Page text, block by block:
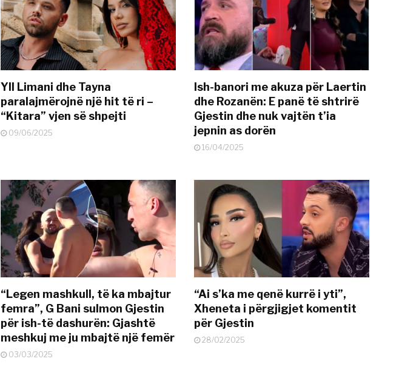
Yll Limani dhe Tayna
paralajmërojnë një hit të ri –
“Kitara” vjen së shpejti
09/06/2025
Ish-banori me akuza për Laertin
dhe Rozanën: E panë të shtrirë
Gjestin dhe nuk vajtën t’ia
jepnin as dorën
16/04/2025
“Legen mashkull, të ka mbajtur
femra”, G Bani sulmon Gjestin
për ish-të dashurën: Gjashtë
meshkuj me ju mbajtë një femër
03/03/2025
“Ai s’ka me qenë kurrë i yti”,
Xheneta i përgjigjet komentit
për Gjestin
28/02/2025